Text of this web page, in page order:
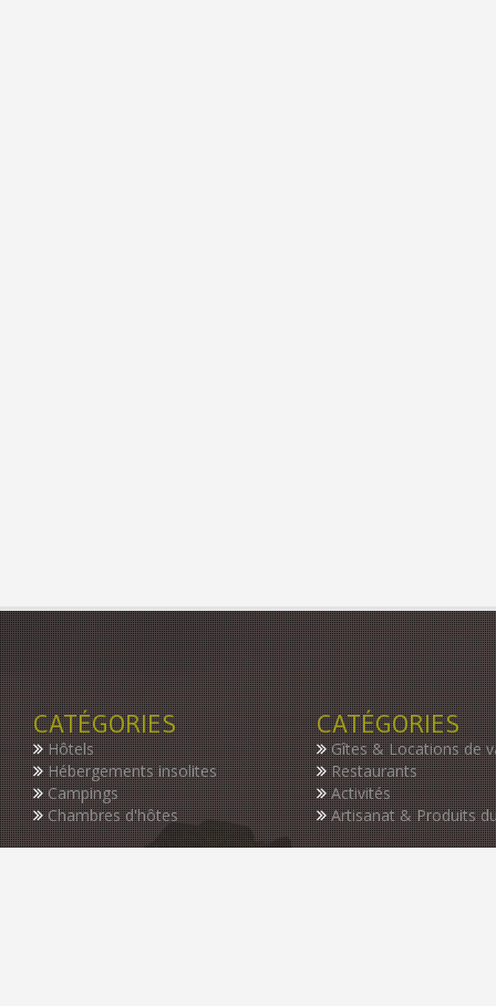
CATÉGORIES
Hôtels
Hébergements insolites
Campings
Chambres d'hôtes
CATÉGORIES
Gîtes & Locations de
Restaurants
Activités
Artisanat & Produits